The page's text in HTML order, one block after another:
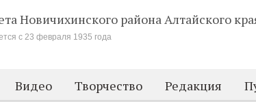
Новичихинского районаАлтайского
с 23 февраля 1935 года
Видео Творчество Редакция